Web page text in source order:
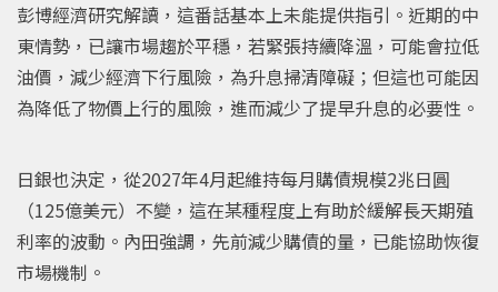
彭博經濟研究解讀，這番話基本上未能提供指引。近期的中
東情勢，已讓市場趨於平穩，若緊張持續降溫，可能會拉低
油價，減少經濟下行風險，為升息掃清障礙；但這也可能因
為降低了物價上行的風險，進而減少了提早升息的必要性。
日銀也決定，從2027年4月起維持每月購債規模2兆日圓
（125億美元）不變，這在某種程度上有助於緩解長天期殖
利率的波動。內田強調，先前減少購債的量，已能協助恢復
市場機制。